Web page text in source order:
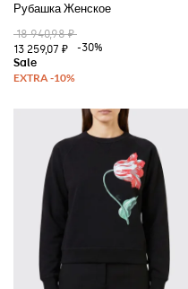
Рубашка Женское
18 940,98 ₽
13 259,07 ₽
-30%